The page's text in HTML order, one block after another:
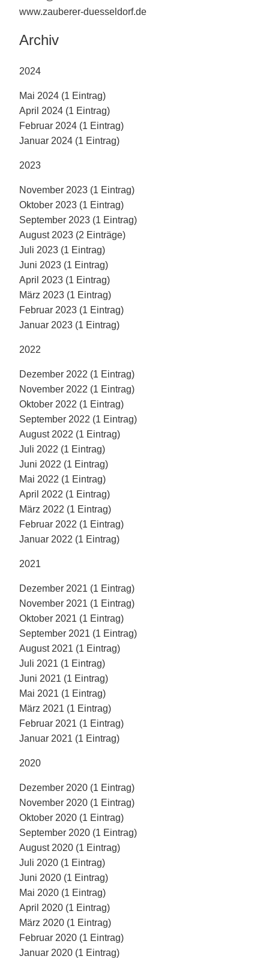
www.zauberer-duesseldorf.de
Archiv
2024
Mai 2024 (1 Eintrag)
April 2024 (1 Eintrag)
Februar 2024 (1 Eintrag)
Januar 2024 (1 Eintrag)
2023
November 2023 (1 Eintrag)
Oktober 2023 (1 Eintrag)
September 2023 (1 Eintrag)
August 2023 (2 Einträge)
Juli 2023 (1 Eintrag)
Juni 2023 (1 Eintrag)
April 2023 (1 Eintrag)
März 2023 (1 Eintrag)
Februar 2023 (1 Eintrag)
Januar 2023 (1 Eintrag)
2022
Dezember 2022 (1 Eintrag)
November 2022 (1 Eintrag)
Oktober 2022 (1 Eintrag)
September 2022 (1 Eintrag)
August 2022 (1 Eintrag)
Juli 2022 (1 Eintrag)
Juni 2022 (1 Eintrag)
Mai 2022 (1 Eintrag)
April 2022 (1 Eintrag)
März 2022 (1 Eintrag)
Februar 2022 (1 Eintrag)
Januar 2022 (1 Eintrag)
2021
Dezember 2021 (1 Eintrag)
November 2021 (1 Eintrag)
Oktober 2021 (1 Eintrag)
September 2021 (1 Eintrag)
August 2021 (1 Eintrag)
Juli 2021 (1 Eintrag)
Juni 2021 (1 Eintrag)
Mai 2021 (1 Eintrag)
März 2021 (1 Eintrag)
Februar 2021 (1 Eintrag)
Januar 2021 (1 Eintrag)
2020
Dezember 2020 (1 Eintrag)
November 2020 (1 Eintrag)
Oktober 2020 (1 Eintrag)
September 2020 (1 Eintrag)
August 2020 (1 Eintrag)
Juli 2020 (1 Eintrag)
Juni 2020 (1 Eintrag)
Mai 2020 (1 Eintrag)
April 2020 (1 Eintrag)
März 2020 (1 Eintrag)
Februar 2020 (1 Eintrag)
Januar 2020 (1 Eintrag)